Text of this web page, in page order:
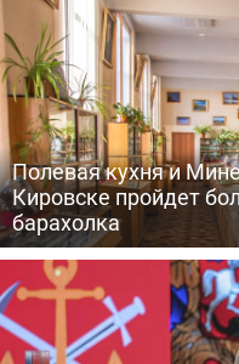
Полевая кухня и
Кировске пройдет
барахолка